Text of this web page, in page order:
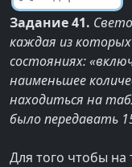
Задание 41.
каждая из
состояниях:
наименьшее
находиться на
было передавать
Для того чтобы